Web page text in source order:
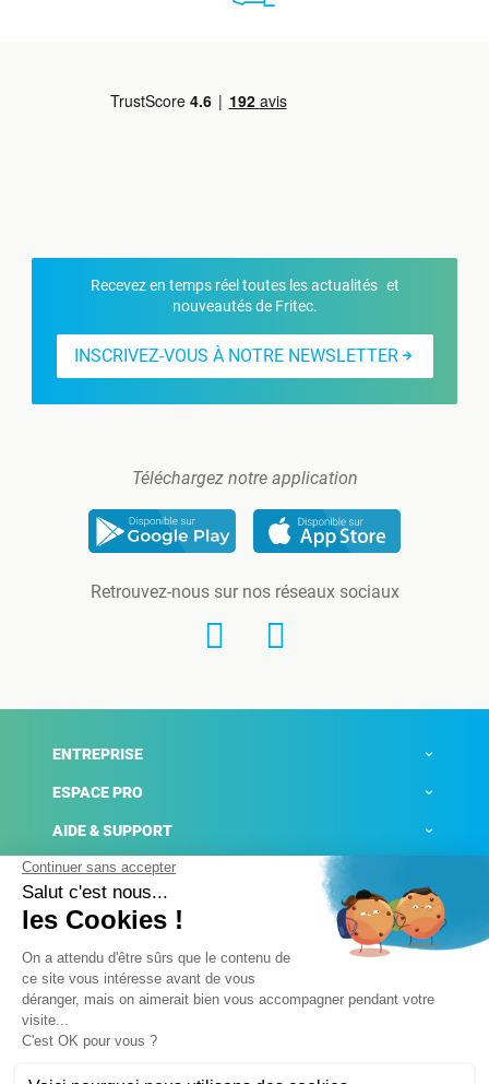
Recevez en temps réel toutes les actualités et
nouveautés de Fritec.
INSCRIVEZ-VOUS À NOTRE NEWSLETTER
Téléchargez notre application
Retrouvez-nous sur nos réseaux sociaux
ENTREPRISE
ESPACE PRO
AIDE & SUPPORT
ACTUALITÉS
Mentions légales